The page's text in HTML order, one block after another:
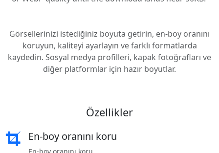
Görsellerinizi istediğiniz boyuta getirin, en-boy oranını
koruyun, kaliteyi ayarlayın ve farklı formatlarda
kaydedin. Sosyal medya profilleri, kapak fotoğrafları ve
diğer platformlar için hazır boyutlar.
Özellikler
En-boy oranını koru